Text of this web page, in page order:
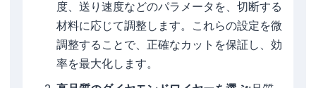
度、送り速度などのパラメータを、切断する
材料に応じて調整します。これらの設定を微
調整することで、正確なカットを保証し、効
率を最大化します。